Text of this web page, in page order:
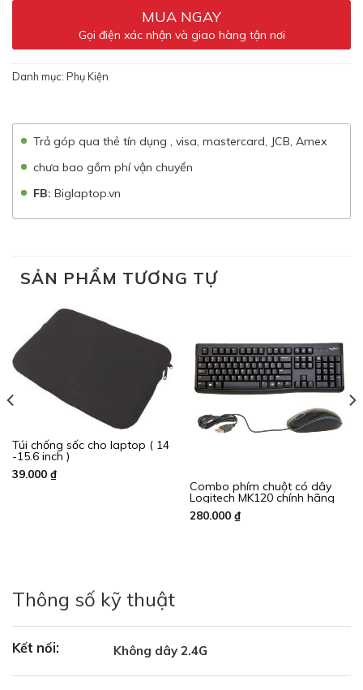
MUA NGAY
Gọi điện xác nhận và giao hàng tận nơi
Danh mục: Phụ Kiện
Trả góp qua thẻ tín dụng , visa, mastercard, JCB, Amex
chưa bao gồm phí vận chuyển
FB: Biglaptop.vn
SẢN PHẨM TƯƠNG TỰ
Túi chống sốc cho laptop ( 14
-15.6 inch )
39.000 ₫
Combo phím chuột có dây
Logitech MK120 chính hãng
280.000 ₫
Thông số kỹ thuật
Kết nối: Không dây 2.4G